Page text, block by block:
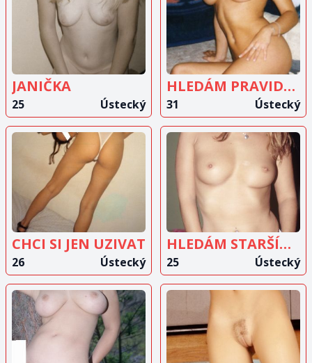
ZOBRAZIT
INZERÁT
JANIČKA
25 Ústecký
ZOBRAZIT
INZERÁT
HLEDÁM PRAVIDELNÉHO MILENCE
31 Ústecký
ZOBRAZIT
INZERÁT
CHCI SI JEN UZIVAT
26 Ústecký
ZOBRAZIT
INZERÁT
HLEDÁM STARŠÍHO MUŽE
25 Ústecký
ZOBRAZIT
INZERÁT
ZOBRAZIT
INZERÁT